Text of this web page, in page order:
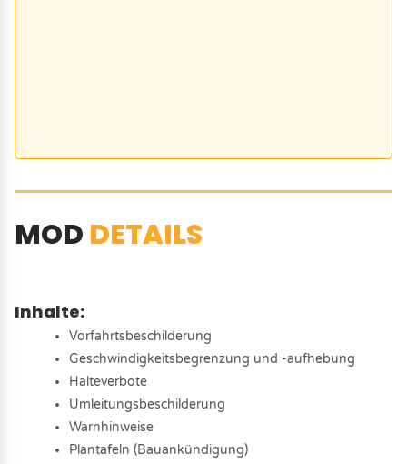
MOD DETAILS
Inhalte:
Vorfahrtsbeschilderung
Geschwindigkeitsbegrenzung und -aufhebung
Halteverbote
Umleitungsbeschilderung
Warnhinweise
Plantafeln (Bauankündigung)